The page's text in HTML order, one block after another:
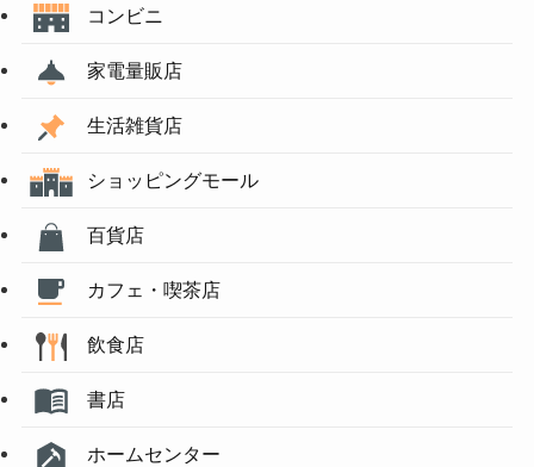
コンビニ
家電量販店
生活雑貨店
ショッピングモール
百貨店
カフェ・喫茶店
飲食店
書店
ホームセンター